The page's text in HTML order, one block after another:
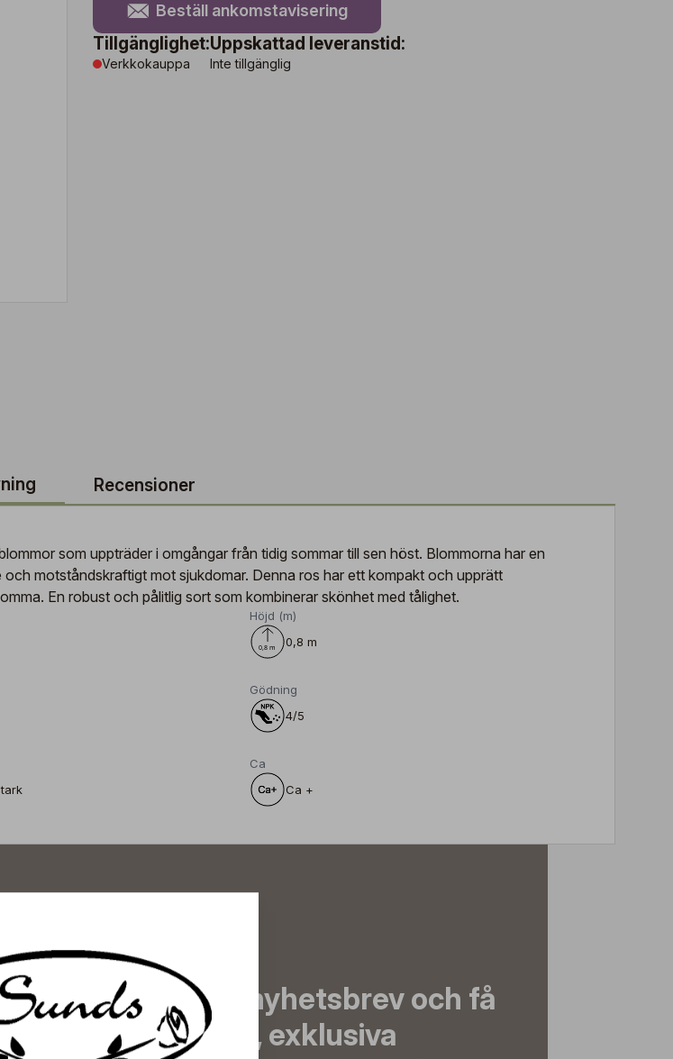
Beställ ankomstavisering
Tillgänglighet:
Verkkokauppa
Uppskattad leveranstid:
Inte tillgänglig
Recensioner
som uppträder i omgångar från tidig sommar till sen höst. Blommorna har en
motståndskraftigt mot sjukdomar. Denna ros har ett kompakt och upprätt
En robust och pålitlig sort som kombinerar skönhet med tålighet.
Höjd (m)
0,8 m
Gödning
4/5
Ca
Ca +
på vårt nyhetsbrev och få
nyheterna, exklusiva